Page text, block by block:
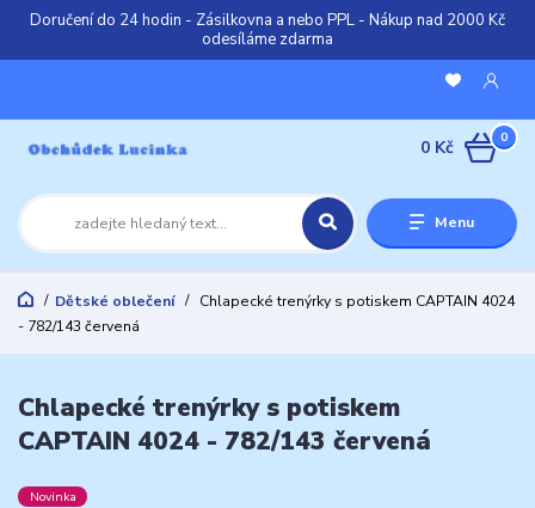
Doručení do 24 hodin - Zásilkovna a nebo PPL - Nákup nad 2000 Kč
odesíláme zdarma
Menu
0
0 Kč
Dětské oblečení
Chlapecké trenýrky s potiskem CAPTAIN 4024
- 782/143 červená
Chlapecké trenýrky s potiskem
CAPTAIN 4024 - 782/143 červená
Novinka